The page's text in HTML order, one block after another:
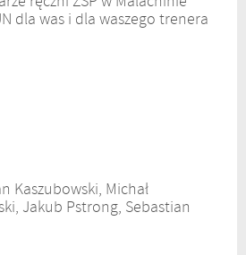
dla was i dla waszego trenera
Kaszubowski, Michał
Jakub Pstrong, Sebastian